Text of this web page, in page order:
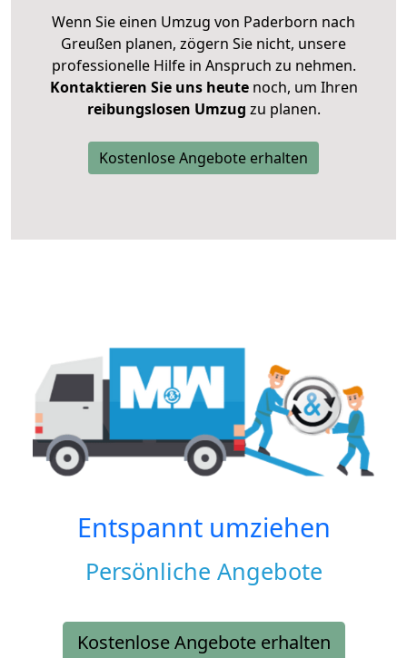
Wenn Sie einen Umzug von Paderborn nach
Greußen planen, zögern Sie nicht, unsere
professionelle Hilfe in Anspruch zu nehmen.
Kontaktieren Sie uns heutenoch, um Ihren
reibungslosen Umzug zu planen.
Kostenlose Angebote erhalten
Entspannt umziehen
Persönliche Angebote
Kostenlose Angebote erhalten